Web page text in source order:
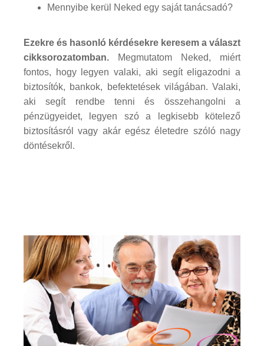
Mennyibe kerül Neked egy saját tanácsadó?
Ezekre és hasonló kérdésekre keresem a választ
cikksorozatomban. Megmutatom Neked, miért
fontos, hogy legyen valaki, aki segít eligazodni a
biztosítók, bankok, befektetések világában. Valaki,
aki segít rendbe tenni és összehangolni a
pénzügyeidet, legyen szó a legkisebb kötelező
biztosításról vagy akár egész életedre szóló nagy
döntésekről.